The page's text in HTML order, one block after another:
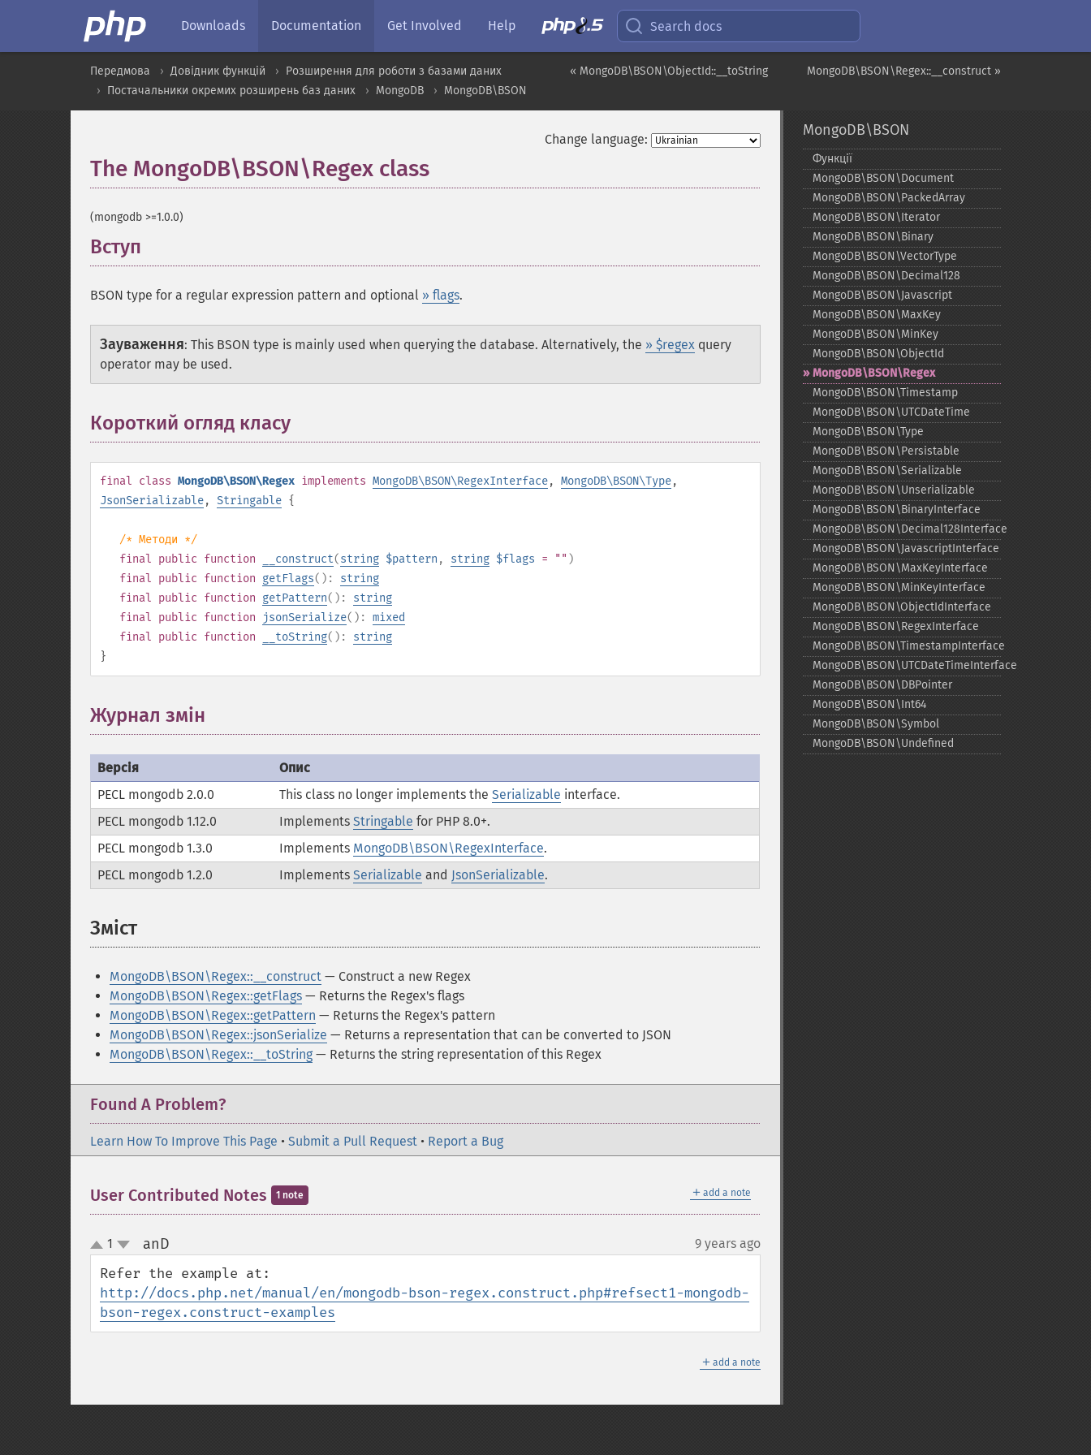
Downloads Documentation Get Involved Help Search docs
MongoDB\BSON\Regex::__construct »
« MongoDB\BSON\ObjectId::__toString
Передмова Довідник функцій
Розширення для роботи з базами даних
Постачальники окремих розширень баз даних
MongoDB MongoDB\BSON
Change language:
The MongoDB\BSON\Regex class
(mongodb >=1.0.0)
Вступ
BSON type for a regular expression pattern and optional » flags.
Зауваження: This BSON type is mainly used when querying the database. Alternatively, the » $regex query
operator may be used.
Короткий огляд класу
final class MongoDB\BSON\Regex implements MongoDB\BSON\RegexInterface, MongoDB\BSON\Type,
JsonSerializable, Stringable {
/* Методи */
final public function __construct(string $pattern , string $flags = "" )
final public function getFlags(): string
final public function getPattern(): string
final public function jsonSerialize(): mixed
final public function __toString(): string
}
Журнал змін
Версія
Опис
PECL mongodb 2.0.0
This class no longer implements the Serializable interface.
PECL mongodb 1.12.0
Implements Stringable for PHP 8.0+.
PECL mongodb 1.3.0
Implements MongoDB\BSON\RegexInterface.
PECL mongodb 1.2.0
Implements Serializable and JsonSerializable.
Зміст
MongoDB\BSON\Regex::__construct — Construct a new Regex
MongoDB\BSON\Regex::getFlags — Returns the Regex's flags
MongoDB\BSON\Regex::getPattern — Returns the Regex's pattern
MongoDB\BSON\Regex::jsonSerialize — Returns a representation that can be converted to JSON
MongoDB\BSON\Regex::__toString — Returns the string representation of this Regex
Found A Problem?
Learn How To Improve This Page • Submit a Pull Request • Report a Bug
＋ add a note
User Contributed Notes 1 note
up
down
1 anD 9 years ago
http://docs.php.net/manual/en/mongodb-bson-regex.construct.php#refsect1-mongodb-
bson-regex.construct-examples
＋ add a note
MongoDB\BSON
Функції
MongoDB\BSON\Document
MongoDB\BSON\PackedArray
MongoDB\BSON\Iterator
MongoDB\BSON\Binary
MongoDB\BSON\VectorType
MongoDB\BSON\Decimal128
MongoDB\BSON\Javascript
MongoDB\BSON\MaxKey
MongoDB\BSON\MinKey
MongoDB\BSON\ObjectId
MongoDB\BSON\Regex
MongoDB\BSON\Timestamp
MongoDB\BSON\UTCDateTime
MongoDB\BSON\Type
MongoDB\BSON\Persistable
MongoDB\BSON\Serializable
MongoDB\BSON\Unserializable
MongoDB\BSON\BinaryInterface
MongoDB\BSON\Decimal128Interface
MongoDB\BSON\JavascriptInterface
MongoDB\BSON\MaxKeyInterface
MongoDB\BSON\MinKeyInterface
MongoDB\BSON\ObjectIdInterface
MongoDB\BSON\RegexInterface
MongoDB\BSON\TimestampInterface
MongoDB\BSON\UTCDateTimeInterface
MongoDB\BSON\DBPointer
MongoDB\BSON\Int64
MongoDB\BSON\Symbol
MongoDB\BSON\Undefined